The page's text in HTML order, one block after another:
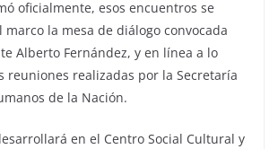
oficialmente, esos encuentros se
la mesa de diálogo convocada
Alberto Fernández, y en línea a lo
reuniones realizadas por la Secretaría
de la Nación.
en el Centro Social Cultural y